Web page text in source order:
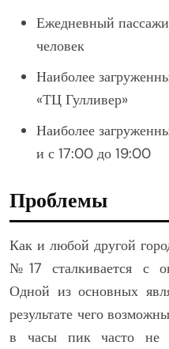
Ежедневный
человек
Наиболее
«ТЦ Гулливер»
Наиболее
и с 17:00 до 19:00
Проблемы
Как и любой другой
№17 сталкивается с
Одной из основных
результате чего
в часы пик часто не